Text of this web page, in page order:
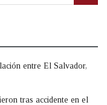
entre El Salvador,
tras accidente en el